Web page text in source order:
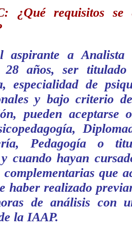
: ¿Qué requisitos
aspirante a Analista
28 años, ser
especialidad de
y bajo criterio
pueden aceptarse
Pedagogía o
cuando hayan
complementarias que
haber realizado
de análisis con
la IAAP.